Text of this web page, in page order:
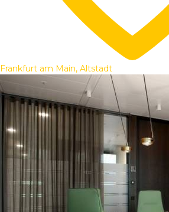
Frankfurt am Main, Altstadt